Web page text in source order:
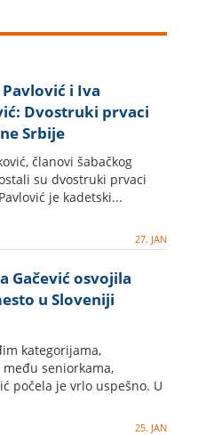
i Iva
Dvostruki prvaci
Srbije
članovi šabačkog
su dvostruki prvaci
je kadetski...
27. JAN
Gačević osvojila
u Sloveniji
kategorijama,
seniorkama,
počela je vrlo uspešno. U
25. JAN